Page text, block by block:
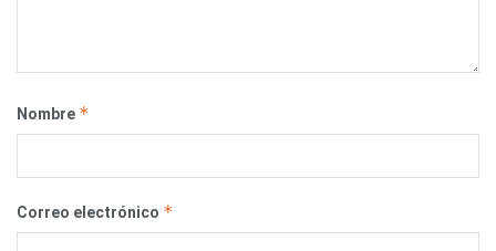
Nombre *
Correo electrónico *